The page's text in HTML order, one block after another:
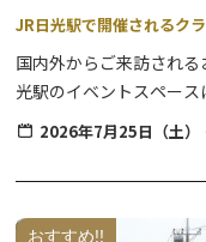
間近で見る迫力の花火は必
施設によってはご宿泊のお
JR日光駅で開催されるク
国内外からご来訪され
光駅のイベントスペー
いただけるイベントを開
2026年7月25日（土）
2026年7月25日（土
おすすめ!!